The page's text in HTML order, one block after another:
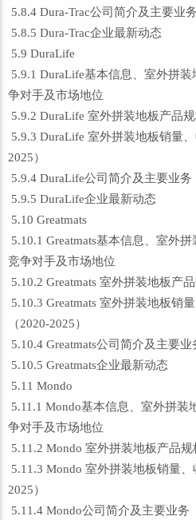
5.8.4 Dura-Trac公司简介及主要业务
5.8.5 Dura-Trac企业最新动态
5.9 DuraLife
5.9.1 DuraLife基本信息、室外拼
争对手及市场地位
5.9.2 DuraLife 室外拼装地板产品
5.9.3 DuraLife 室外拼装地板销量
2025）
5.9.4 DuraLife公司简介及主要业务
5.9.5 DuraLife企业最新动态
5.10 Greatmats
5.10.1 Greatmats基本信息、室外
竞争对手及市场地位
5.10.2 Greatmats 室外拼装地板产
5.10.3 Greatmats 室外拼装地板销
（2020-2025）
5.10.4 Greatmats公司简介及主要业
5.10.5 Greatmats企业最新动态
5.11 Mondo
5.11.1 Mondo基本信息、室外拼
争对手及市场地位
5.11.2 Mondo 室外拼装地板产品
5.11.3 Mondo 室外拼装地板销量
2025）
5.11.4 Mondo公司简介及主要业务